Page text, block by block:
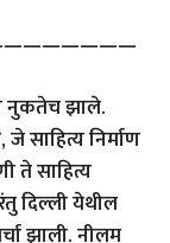
नुकतेच झाले.
साहित्य निर्माण
ते साहित्य
दिल्ली येथील
झाली. नीलम